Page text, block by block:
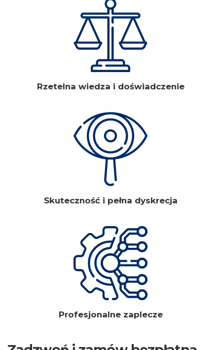
Rzetelna wiedza i doświadczenie
Skuteczność i pełna dyskrecja
Profesjonalne zaplecze